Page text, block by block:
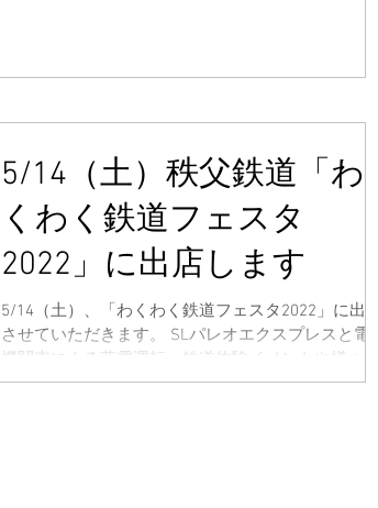
5/14（土）秩父鉄道「わ
くわく鉄道フェスタ
2022」に出店します
5/14（土）、「わくわく鉄道フェスタ2022」に出店
させていただきます。 SLパレオエクスプレスと電気
機関車による蒸電運転、鉄道体験イベントや様々な
ゲストによるステージイベント、沿線地域の飲食店